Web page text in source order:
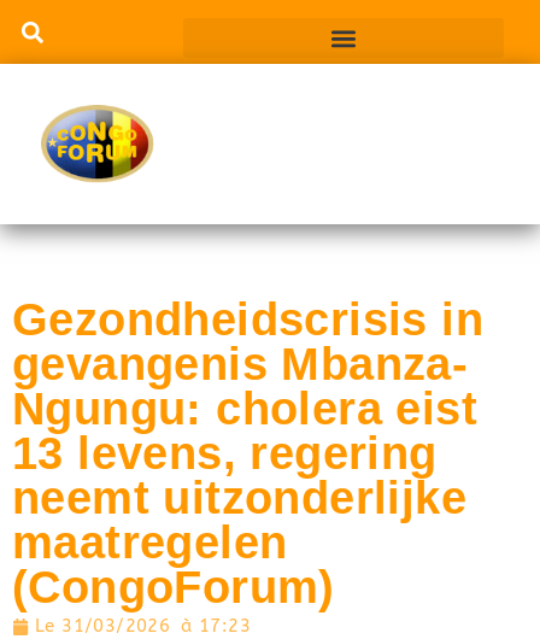
Gezondheidscrisis in
gevangenis Mbanza-
Ngungu: cholera eist
13 levens, regering
neemt uitzonderlijke
maatregelen
(CongoForum)
Le 31/03/2026 à 17:23